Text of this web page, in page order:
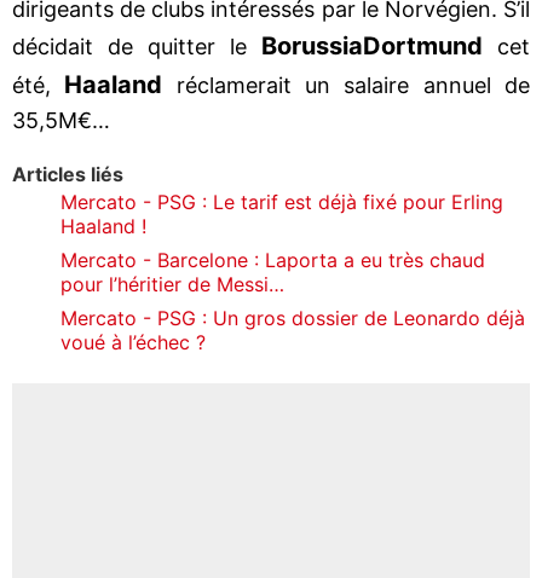
dirigeants de clubs intéressés par le Norvégien. S’il
décidait de quitter le BorussiaDortmund cet
été, Haaland réclamerait un salaire annuel de
35,5M€…
Articles liés
Mercato - PSG : Le tarif est déjà fixé pour Erling
Haaland !
Mercato - Barcelone : Laporta a eu très chaud
pour l’héritier de Messi…
Mercato - PSG : Un gros dossier de Leonardo déjà
voué à l’échec ?